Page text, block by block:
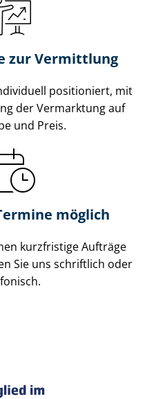
zur Vermittlung
positioniert, mit
der Vermarktung auf
und Preis.
möglich
kurzfristige Aufträge
Sie uns schriftlich oder